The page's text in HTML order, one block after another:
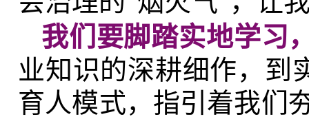
我们要脚踏实地学习
业知识的深耕细作，到
育人模式，指引着我们